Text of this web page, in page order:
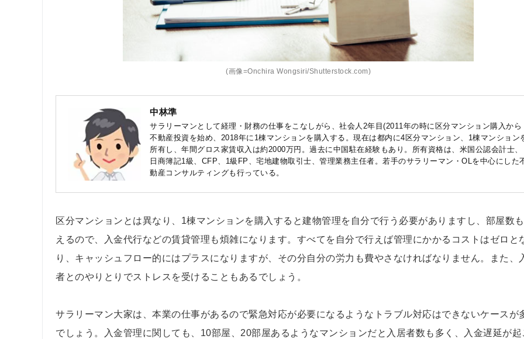
(画像=Onchira Wongsiri/Shutterstock.com)
中林準
サラリーマンとして経理・財務の仕事をこなしがら、社会人2年目(2011年の時に区分マンション購入から
不動産投資を始め、2018年に1棟マンションを購入する。現在は都内に4区分マンション、1棟マンション
所有し、年間グロス家賃収入は約2000万円。過去に中国駐在経験もあり。所有資格は、米国公認会計士、
日商簿記1級、CFP、1級FP、宅地建物取引士、管理業務主任者。若手のサラリーマン・OLを中心にした
動産コンサルティングも行っている。
区分マンションとは異なり、1棟マンションを購入すると建物管理を自分で行う必要がありますし、部屋数
えるので、入金代行などの賃貸管理も煩雑になります。すべてを自分で行えば管理にかかるコストはゼロと
り、キャッシュフロー的にはプラスになりますが、その分自分の労力も費やさなければなりません。また、
者とのやりとりでストレスを受けることもあるでしょう。
サラリーマン大家は、本業の仕事があるので緊急対応が必要になるようなトラブル対応はできないケースが
でしょう。入金管理に関しても、10部屋、20部屋あるようなマンションだと入居者数も多く、入金遅延が起